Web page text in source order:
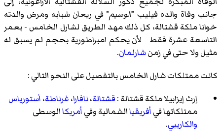
جانب وفاة والده فيليب "الوسيم" في ريعان شبابه ومرض والدته
خوانا ملكة قشتالة، كل ذلك مهد الطريق لشارل الخامس - بعمر
التاسعة عشرة فقط - لأن يحكم امبراطورية بحجم لم يسبق له
مثيل ولا حتى في زمنشارلمان.
كانت ممتلكات شارل الخامس بالتفصيل على النحو التالي :
إرث إيزابيلا ملكة قشتالة :قشتالة،نافارا،غرناطة،أستورياس
ممتلكاتها فيأفريقياالشمالية وفيأمريكاالوسطى
والكاريبي.